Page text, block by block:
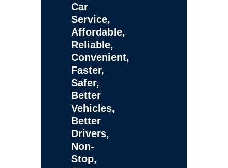
Car
Service,
Affordable,
Reliable,
Convenient,
Faster,
Safer,
Better
Vehicles,
Better
Drivers,
Non-
Stop,